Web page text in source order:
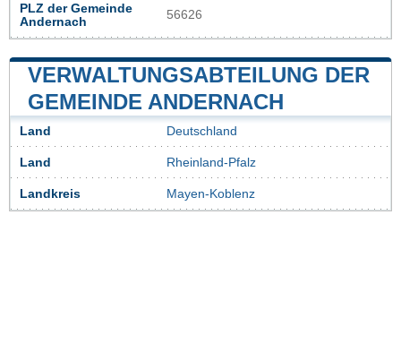
PLZ der Gemeinde
Andernach
56626
VERWALTUNGSABTEILUNG DER
GEMEINDE ANDERNACH
Land Deutschland
Land Rheinland-Pfalz
Landkreis Mayen-Koblenz